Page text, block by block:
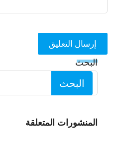
البحث
البحث
المنشورات المتعلقة